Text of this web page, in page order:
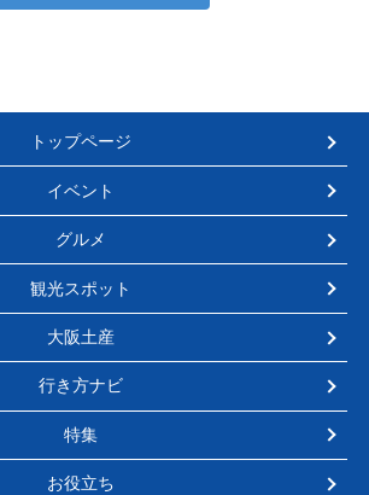
トップページ
イベント
グルメ
観光スポット
大阪土産
行き方ナビ
特集
お役立ち